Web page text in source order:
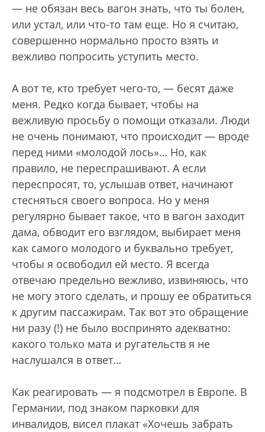
— не обязан весь вагон знать, что ты болен,
или устал, или что-то там еще. Но я считаю,
совершенно нормально просто взять и
вежливо попросить уступить место.
А вот те, кто требует чего-то, — бесят даже
меня. Редко когда бывает, чтобы на
вежливую просьбу о помощи отказали. Люди
не очень понимают, что происходит — вроде
перед ними «молодой лось»… Но, как
правило, не переспрашивают. А если
переспросят, то, услышав ответ, начинают
стесняться своего вопроса. Но у меня
регулярно бывает такое, что в вагон заходит
дама, обводит его взглядом, выбирает меня
как самого молодого и буквально требует,
чтобы я освободил ей место. Я всегда
отвечаю предельно вежливо, извиняюсь, что
не могу этого сделать, и прошу ее обратиться
к другим пассажирам. Так вот это обращение
ни разу (!) не было воспринято адекватно:
какого только мата и ругательств я не
наслушался в ответ…
Как реагировать — я подсмотрел в Европе. В
Германии, под знаком парковки для
инвалидов, висел плакат «Хочешь забрать